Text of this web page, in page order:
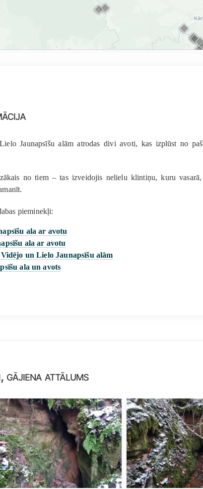
Jaunapsīšu alām atrodas divi avoti, kas izplūst no
no tiem – tas izveidojis nelielu klintiņu, kuru
pieminekļi:
ala ar avotu
ala ar avotu
un Lielo Jaunapsīšu alām
ala un avots
gājiena attālums